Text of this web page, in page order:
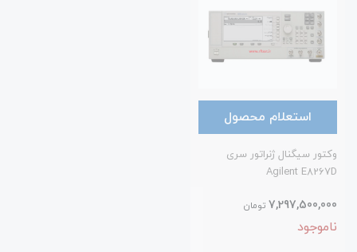
استعلام محصول
وکتور سیگنال ژنراتور سری
Agilent E8267D
7,297,500,000 تومان
ناموجود